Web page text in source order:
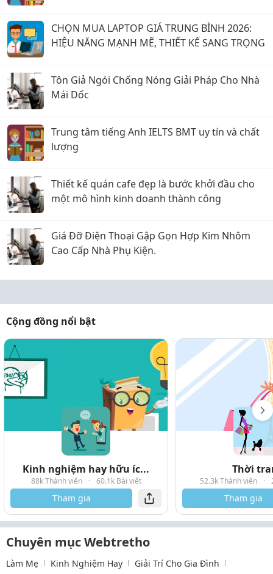
CHỌN MUA LAPTOP GIÁ TRUNG BÌNH 2026:
HIỆU NĂNG MẠNH MẼ, THIẾT KẾ SANG TRỌNG
Tôn Giả Ngói Chống Nóng Giải Pháp Cho Nhà
Mái Dốc
Trung tâm tiếng Anh IELTS BMT uy tín và chất
lượng
Thiết kế quán cafe đẹp là bước khởi đầu cho
một mô hình kinh doanh thành công
Giá Đỡ Điện Thoại Gập Gọn Hợp Kim Nhôm
Cao Cấp Nhà Phụ Kiện.
Cộng đồng nổi bật
Kinh nghiệm hay hữu íc...
88k Thành viên · 60.1k Bài viết
Tham gia
Thời
52.3k Thành viên ·
Tham gia
Chuyên mục Webtretho
Làm Mẹ Kinh Nghiệm Hay Giải Trí Cho Gia Đình